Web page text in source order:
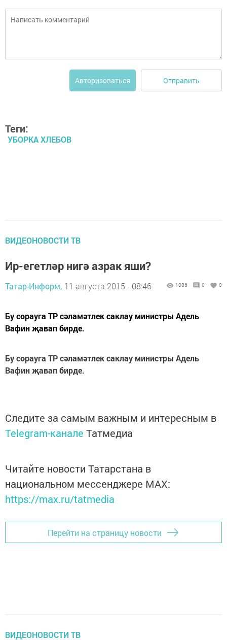
Авторизоваться Отправить
Теги:
УБОРКА ХЛЕБОВ
ВИДЕОНОВОСТИ ТВ
Ир-егетләр нигә азрак яши?
Татар-Информ, 11 августа 2015 - 08:46 1086 0 0
Бу сорауга ТР сәламәтлек саклау министры Адель
Вафин җавап бирде.
Бу сорауга ТР сәламәтлек саклау министры Адель
Вафин җавап бирде.
Следите за самым важным и интересным в
Telegram-канале Татмедиа
Читайте новости Татарстана в
национальном мессенджере MАХ:
https://max.ru/tatmedia
Перейти на страницу новости
ВИДЕОНОВОСТИ ТВ